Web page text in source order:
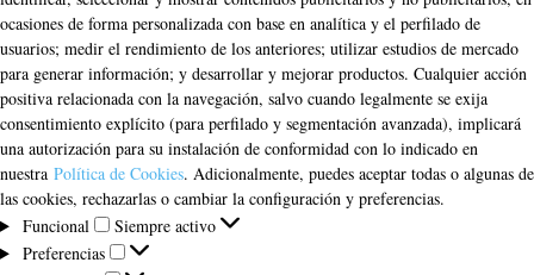
ocasiones de forma personalizada con base en analítica y el perfilado de
usuarios; medir el rendimiento de los anteriores; utilizar estudios de mercado
para generar información; y desarrollar y mejorar productos. Cualquier acción
positiva relacionada con la navegación, salvo cuando legalmente se exija
consentimiento explícito (para perfilado y segmentación avanzada), implicará
una autorización para su instalación de conformidad con lo indicado en
nuestra Política de Cookies. Adicionalmente, puedes aceptar todas o algunas de
las cookies, rechazarlas o cambiar la configuración y preferencias.
Funcional
Funcional
Siempre activo
Preferencias
Preferencias